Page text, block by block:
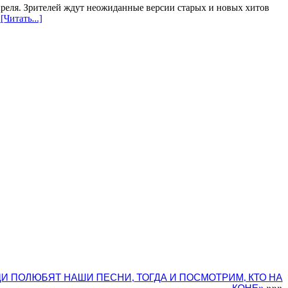
Зрителей ждут неожиданные версии старых и новых хитов
[Читать...]
ПОЛЮБЯТ НАШИ ПЕСНИ, ТОГДА И ПОСМОТРИМ, КТО НА